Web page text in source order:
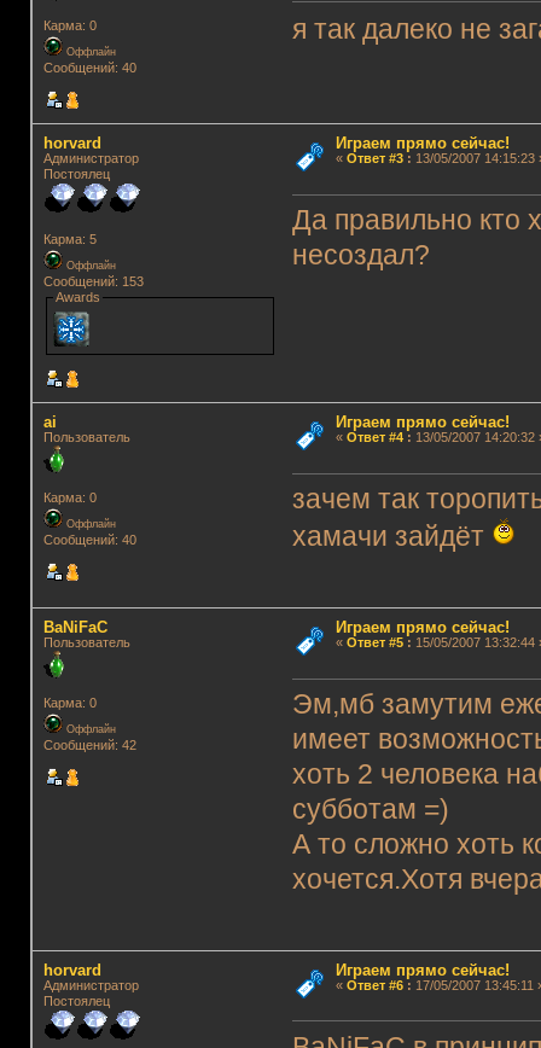
Карма: 0
Оффлайн
Сообщений: 40
я так далеко не
horvard
Администратор
Постоялец
Карма: 5
Оффлайн
Сообщений: 153
Awards
Играем прямо сейчас!
« Ответ #3: 13/05/2007 14:15:23
Да правильно кто
несоздал?
ai
Пользователь
Карма: 0
Оффлайн
Сообщений: 40
Играем прямо сейчас!
« Ответ #4: 13/05/2007 14:20:32
зачем так
хамачи зайдёт
BaNiFaC
Пользователь
Карма: 0
Оффлайн
Сообщений: 42
Играем прямо сейчас!
« Ответ #5: 15/05/2007 13:32:44
Эм,мб замутим
имеет
хоть 2 человека
субботам =)
А то сложно хоть
хочется.Хотя
horvard
Администратор
Постоялец
Играем прямо сейчас!
« Ответ #6: 17/05/2007 13:45:11